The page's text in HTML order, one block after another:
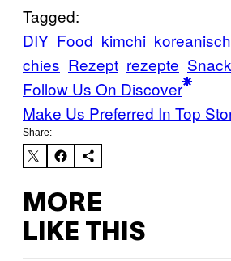
Tagged:
DIY Food kimchi koreanisch
chies Rezept rezepte
Follow Us On Discover
Make Us Preferred In Top
Share:
MORE
LIKE THIS